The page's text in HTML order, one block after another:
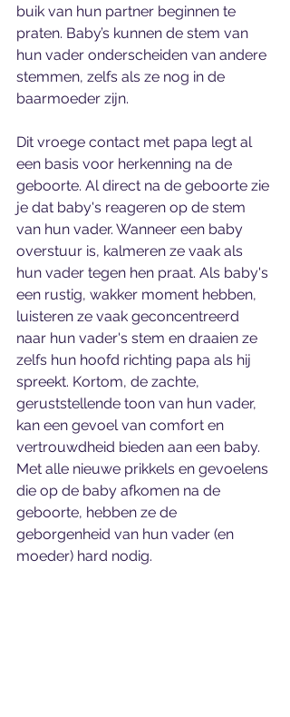
buik van hun partner beginnen te
praten. Baby’s kunnen de stem van
hun vader onderscheiden van andere
stemmen, zelfs als ze nog in de
baarmoeder zijn.
Dit vroege contact met papa legt al
een basis voor herkenning na de
geboorte. Al direct na de geboorte zie
je dat baby's reageren op de stem
van hun vader. Wanneer een baby
overstuur is, kalmeren ze vaak als
hun vader tegen hen praat. Als baby's
een rustig, wakker moment hebben,
luisteren ze vaak geconcentreerd
naar hun vader's stem en draaien ze
zelfs hun hoofd richting papa als hij
spreekt. Kortom, de zachte,
geruststellende toon van hun vader,
kan een gevoel van comfort en
vertrouwdheid bieden aan een baby.
Met alle nieuwe prikkels en gevoelens
die op de baby afkomen na de
geboorte, hebben ze de
geborgenheid van hun vader (en
moeder) hard nodig.